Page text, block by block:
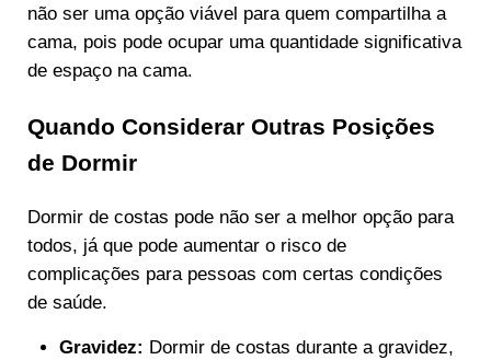
não ser uma opção viável para quem compartilha a
cama, pois pode ocupar uma quantidade significativa
de espaço na cama.
Quando Considerar Outras Posições
de Dormir
Dormir de costas pode não ser a melhor opção para
todos, já que pode aumentar o risco de
complicações para pessoas com certas condições
de saúde.
Gravidez: Dormir de costas durante a gravidez,